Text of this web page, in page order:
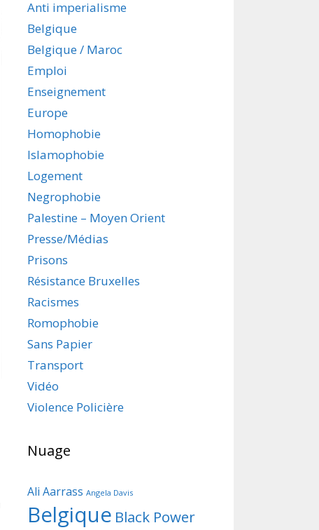
Anti imperialisme
Belgique
Belgique / Maroc
Emploi
Enseignement
Europe
Homophobie
Islamophobie
Logement
Negrophobie
Palestine – Moyen Orient
Presse/Médias
Prisons
Résistance Bruxelles
Racismes
Romophobie
Sans Papier
Transport
Vidéo
Violence Policière
Nuage
Ali Aarrass Angela Davis
Belgique Black Power